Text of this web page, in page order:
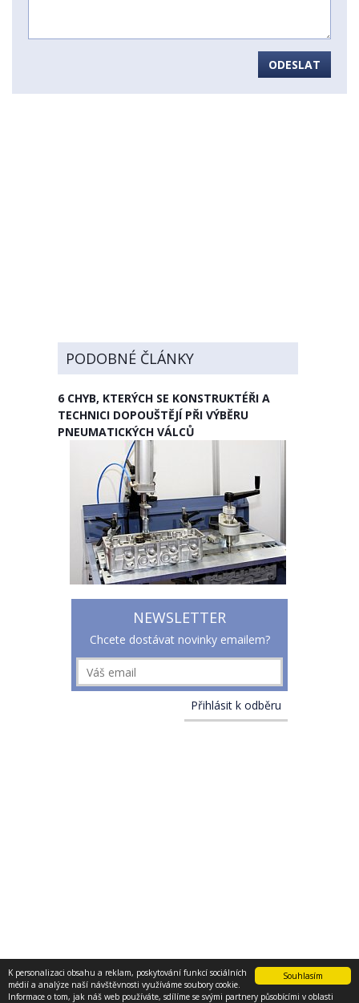
Souhlasím
K personalizaci obsahu a reklam, poskytování funkcí sociálních
médií a analýze naší návštěvnosti využíváme soubory cookie.
Informace o tom, jak náš web používáte, sdílíme se svými partnery působícími v oblasti
ODESLAT
PODOBNÉ ČLÁNKY
6 CHYB, KTERÝCH SE KONSTRUKTÉŘI A
TECHNICI DOPOUŠTĚJÍ PŘI VÝBĚRU
PNEUMATICKÝCH VÁLCŮ
NEWSLETTER
Chcete dostávat novinky emailem?
PODMÍNKY UŽITÍ STRÁNEK
© 2013 - 2017 E-konstruktér